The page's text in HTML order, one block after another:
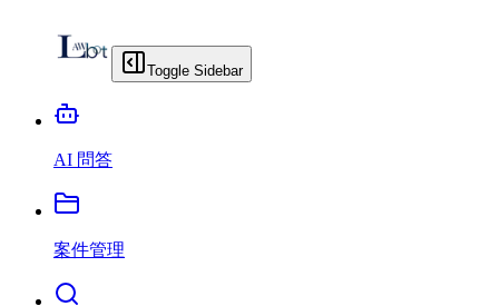
Toggle Sidebar
AI 問答
案件管理